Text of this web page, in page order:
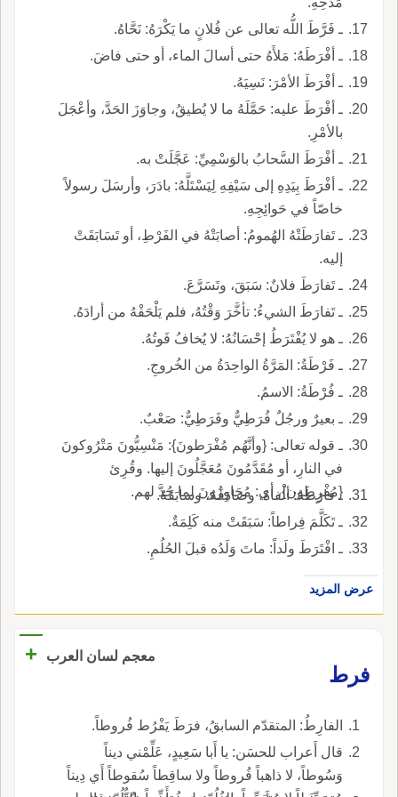
ـ فَرَّطَ اللُّه تعالى عن فُلانٍ ما يَكْرَهُ: نَحَّاهُ.
ـ أفْرَطَهُ: مَلأَهُ حتى أسالَ الماء، أو حتى فاضَ.
ـ أفْرَطَ الأمْرَ: نَسِيَهُ.
ـ أفْرَطَ عليه: حَمَّلَهُ ما لا يُطيقُ، وجاوَزَ الحَدَّ، وأعْجَلَ
بالأمْرِ.
ـ أفْرَطَ السَّحابُ بالوَسْمِيِّ: عَجَّلَتْ به.
ـ أفْرَطَ بِيَدِهِ إلى سَيْفِهِ لِيَسْتَلَّهُ: بادَرَ، وأرسَلَ رسولاً
خاصّاً في حَوائِجِهِ.
ـ تَفارَطَتْهُ الهُمومُ: أصابَتْهُ في الفَرْطِ، أو تَسَابَقَتْ
إليه.
ـ تَفارَطَ فلانٌ: سَبَقَ، وتَسَرَّعَ.
ـ تَفارَطَ الشيءُ: تأخَّرَ وَقْتُهُ، فلم يَلْحَقْهُ من أرادَهُ.
ـ هو لا يُفْتَرَطُ إحْسَانُهُ: لا يُخافُ فَوتُهُ.
ـ فَرْطَةُ: المَرَّةُ الواحِدَةُ من الخُروجِ.
ـ فُرْطَةُ: الاسمُ.
ـ بعيرٌ ورجُلٌ فُرَطِيٌّ وفَرَطِيٌّ: صَعْبٌ.
ـ قوله تعالى: {وأنَّهُم مُفْرَطونَ}: مَنْسِيُّونَ مَتْرُوكونَ
في النارِ، أو مُقَدَّمُونَ مُعَجَّلُونَ إليها. وقُرِئ
{مُفْرِطون}، أي: مُجَاوِزُونَ لما حُدَّ لهم.
ـ فارَطَهُ: ألْفاهُ، وصادَفَهُ، وسابَقَهُ.
ـ تَكَلَّمَ فِراطاً: سَبَقَتْ منه كَلِمَةٌ.
ـ افْتَرَطَ ولَداً: ماتَ وَلَدُه قبلَ الحُلُمِ.
عرض المزيد
معجم لسان العرب
+
فرط
الفارِطُ: المتقدّم السابقُ، فرَطَ يَفْرُط فُروطاً.
قال أَعراب للحسَن: يا أَبا سَعِيدٍ، عَلِّمْني ديناً
وَسُوطاً، لا ذاهباً فُروطاً ولا ساقِطاً سُقوطاً أَي دِيناً